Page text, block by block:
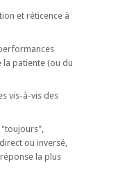
et réticence à
la patiente (ou du
vis-à-vis des
ou inversé,
la plus